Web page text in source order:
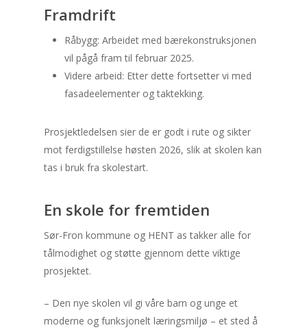
Framdrift
Råbygg: Arbeidet med bærekonstruksjonen
vil pågå fram til februar 2025.
Videre arbeid: Etter dette fortsetter vi med
fasadeelementer og taktekking.
Prosjektledelsen sier de er godt i rute og sikter
mot ferdigstillelse høsten 2026, slik at skolen kan
tas i bruk fra skolestart.
En skole for fremtiden
Sør-Fron kommune og HENT as takker alle for
tålmodighet og støtte gjennom dette viktige
prosjektet.
– Den nye skolen vil gi våre barn og unge et
moderne og funksjonelt læringsmiljø – et sted å